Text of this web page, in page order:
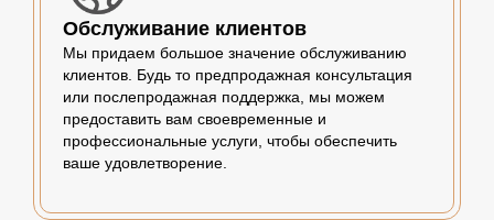
Обслуживание клиентов
Мы придаем большое значение обслуживанию
клиентов. Будь то предпродажная консультация
или послепродажная поддержка, мы можем
предоставить вам своевременные и
профессиональные услуги, чтобы обеспечить
ваше удовлетворение.